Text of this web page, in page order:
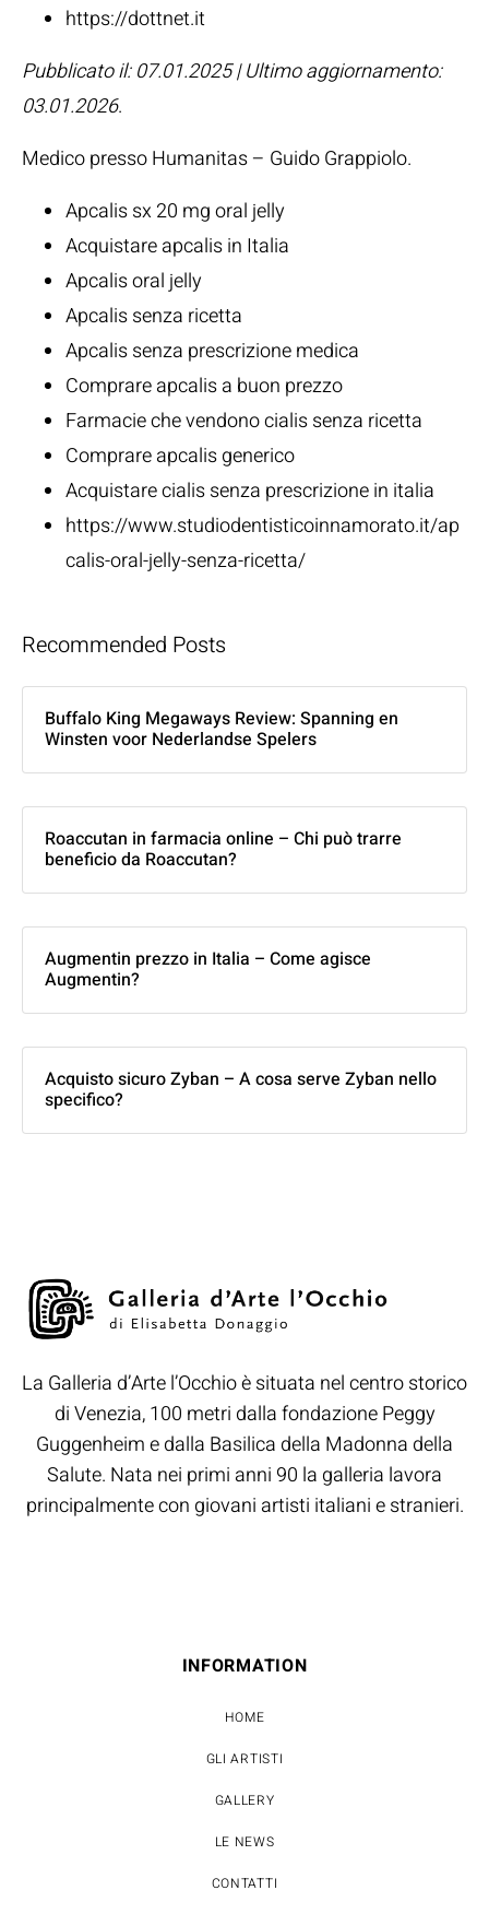
https://dottnet.it
Pubblicato il: 07.01.2025 | Ultimo aggiornamento:
03.01.2026.
Medico presso Humanitas – Guido Grappiolo.
Apcalis sx 20 mg oral jelly
Acquistare apcalis in Italia
Apcalis oral jelly
Apcalis senza ricetta
Apcalis senza prescrizione medica
Comprare apcalis a buon prezzo
Farmacie che vendono cialis senza ricetta
Comprare apcalis generico
Acquistare cialis senza prescrizione in italia
https://www.studiodentisticoinnamorato.it/ap
calis-oral-jelly-senza-ricetta/
Recommended Posts
Buffalo King Megaways Review: Spanning en
Winsten voor Nederlandse Spelers
Roaccutan in farmacia online – Chi può trarre
beneficio da Roaccutan?
Augmentin prezzo in Italia – Come agisce
Augmentin?
Acquisto sicuro Zyban – A cosa serve Zyban nello
specifico?
La Galleria d’Arte l’Occhio è situata nel centro storico
di Venezia, 100 metri dalla fondazione Peggy
Guggenheim e dalla Basilica della Madonna della
Salute. Nata nei primi anni 90 la galleria lavora
principalmente con giovani artisti italiani e stranieri.
INFORMATION
HOME
GLI ARTISTI
GALLERY
LE NEWS
CONTATTI